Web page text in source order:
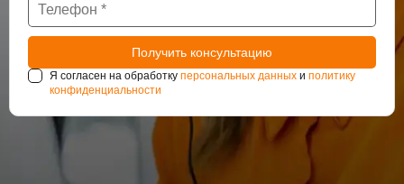
Я согласен на обработку персональных данных и политику
конфиденциальности